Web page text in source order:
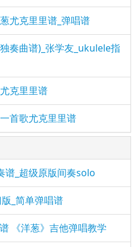
尤克里里谱_弹唱谱
奏曲谱)_张学友_ukulele指
克里里谱
首歌尤克里里谱
谱_超级原版间奏solo
_简单弹唱谱
《洋葱》吉他弹唱教学